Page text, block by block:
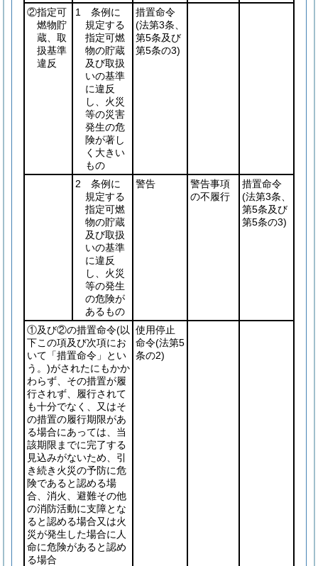
②指定可
燃物貯
蔵、取
扱基準
違反
1 条例に
規定する
指定可燃
物の貯蔵
及び取扱
いの基準
に違反
し、火災
等の災害
発生の危
険が著し
く大きい
もの
措置命令
(法第3条、
第5条及び
第5条の3)
2 条例に
規定する
指定可燃
物の貯蔵
及び取扱
いの基準
に違反
し、火災
等の発生
の危険が
あるもの
警告
警告事項
の不履行
措置命令
(法第3条、
第5条及び
第5条の3)
①及び②の措置命令(以
下この項及び次項にお
いて「措置命令」とい
う。)がされたにもかか
わらず、その措置が履
行されず、履行されて
も十分でなく、又はそ
の措置の履行期限があ
る場合にあっては、当
該期限までに完了する
見込みがないため、引
き続き火災の予防に危
険であると認める場
合、消火、避難その他
の消防活動に支障とな
ると認める場合又は火
災が発生した場合に人
命に危険があると認め
る場合
使用停止
命令(法第5
条の2)